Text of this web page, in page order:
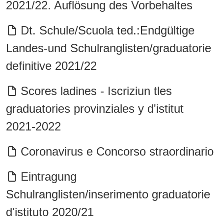
2021/22. Auflösung des Vorbehaltes
Dt. Schule/Scuola ted.:Endgültige
Landes-und Schulranglisten/graduatorie
definitive 2021/22
Scores ladines - Iscriziun tles
graduatories provinziales y d'istitut
2021-2022
Coronavirus e Concorso straordinario
Eintragung
Schulranglisten/inserimento graduatorie
d'istituto 2020/21